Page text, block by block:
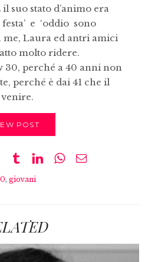
suo stato d’animo era
e ‘oddio sono
me, Laura ed antri amici
molto ridere.
30, perché a 40 anni non
perché è dai 41 che il
POST
, giovani